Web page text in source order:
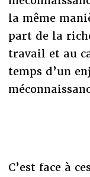
la même
part de la
travail et au
temps d’un
C’est face à